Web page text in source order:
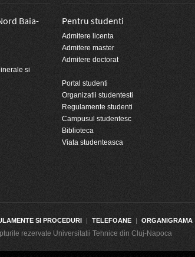
Baia-
si
Pentru studenti
Admitere licenta
Admitere master
Admitere doctorat
Portal studenti
Organizatii studentesti
Regulamente studenti
Campusul studentesc
Biblioteca
Viata studenteasca
SI PROCEDURI | TELEFOANE | ORGANIGRAMA
rezervate Universitatii Tehnice din Cluj-Napoca